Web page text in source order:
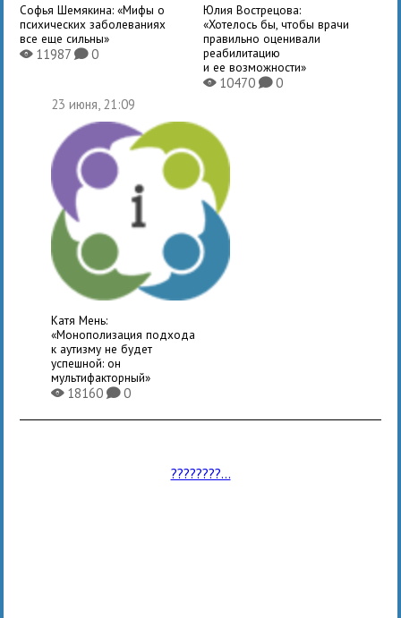
Софья Шемякина: «Мифы о
психических заболеваниях
все еще сильны»
X11987K0
Юлия Вострецова:
«Хотелось бы, чтобы врачи
правильно оценивали
реабилитацию
и ее возможности»
X10470 K0
23 июня, 21:09
Катя Мень:
«Монополизация подхода
к аутизму не будет
успешной: он
мультифакторный»
X18160K0
????????...